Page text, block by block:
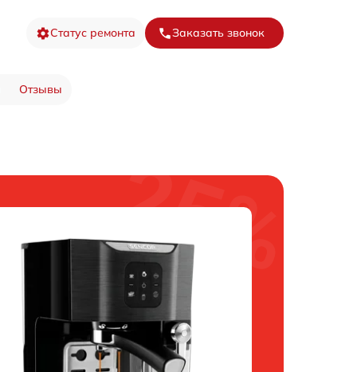
Статус ремонта Заказать звонок
Отзывы